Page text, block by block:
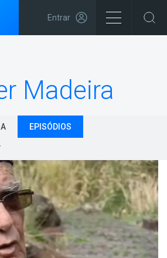
Entrar
Madeira
EPISÓDIOS